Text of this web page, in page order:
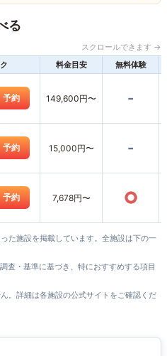
る
スクロールできます →
料金目安 無料体験
予約 149,600円〜 -
予約 15,000円〜 -
予約 7,678円〜 ○
た施設を掲載しています。全施設は下の一
査・基準に基づき、特におすすめする項目
。詳細は各施設の公式サイトをご確認くだ